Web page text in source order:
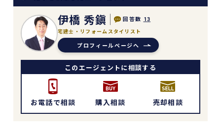
伊橋 秀鎭 回答数 13
宅建士・リフォームスタイリスト
プロフィールページへ
このエージェントに相談する
お電話で相談 購入相談 売却相談